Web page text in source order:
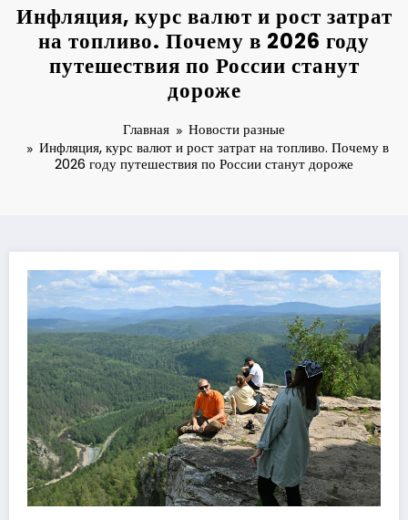
Инфляция, курс валют и рост затрат
на топливо. Почему в 2026 году
путешествия по России станут
дороже
Главная
Новости разные
Инфляция, курс валют и рост затрат на топливо. Почему в
2026 году путешествия по России станут дороже